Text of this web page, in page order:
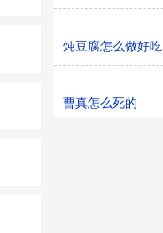
炖豆腐怎么做好吃
曹真怎么死的